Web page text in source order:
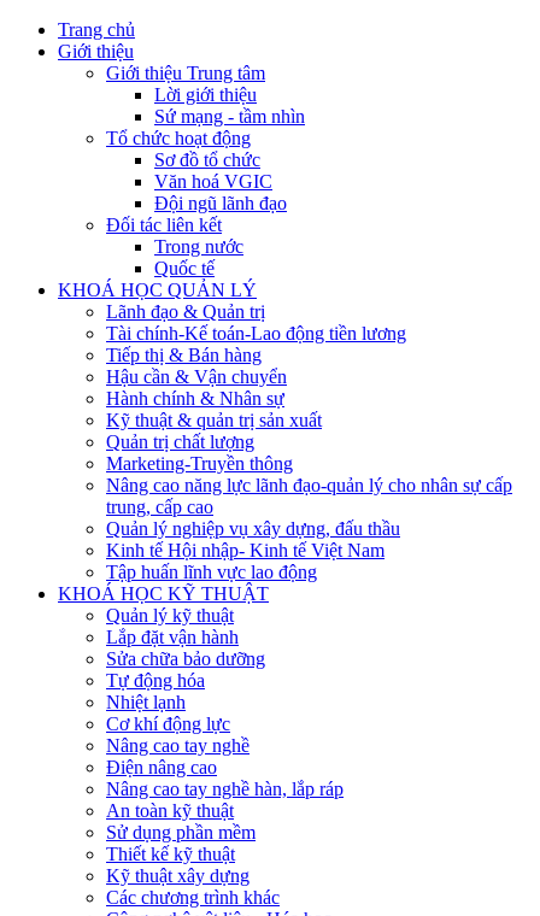
Trang chủ
Giới thiệu
Giới thiệu Trung tâm
Lời giới thiệu
Sứ mạng - tầm nhìn
Tổ chức hoạt động
Sơ đồ tổ chức
Văn hoá VGIC
Đội ngũ lãnh đạo
Đối tác liên kết
Trong nước
Quốc tế
KHOÁ HỌC QUẢN LÝ
Lãnh đạo & Quản trị
Tài chính-Kế toán-Lao động tiền lương
Tiếp thị & Bán hàng
Hậu cần & Vận chuyển
Hành chính & Nhân sự
Kỹ thuật & quản trị sản xuất
Quản trị chất lượng
Marketing-Truyền thông
Nâng cao năng lực lãnh đạo-quản lý cho nhân sự cấp
trung, cấp cao
Quản lý nghiệp vụ xây dựng, đấu thầu
Kinh tế Hội nhập- Kinh tế Việt Nam
Tập huấn lĩnh vực lao động
KHOÁ HỌC KỸ THUẬT
Quản lý kỹ thuật
Lắp đặt vận hành
Sửa chữa bảo dưỡng
Tự động hóa
Nhiệt lạnh
Cơ khí động lực
Nâng cao tay nghề
Điện nâng cao
Nâng cao tay nghề hàn, lắp ráp
An toàn kỹ thuật
Sử dụng phần mềm
Thiết kế kỹ thuật
Kỹ thuật xây dựng
Các chương trình khác